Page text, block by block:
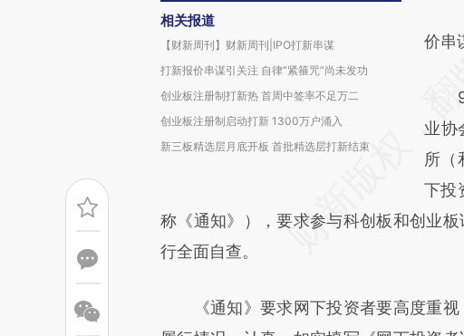
相关报道
【财新周刊】财新周刊|IPO打新串谋
打新报价串谋引关注 自律“紧箍咒”尚未发功
创业板注册制打新热 首周中签率不足万二
创业板注册制启动打新 1300万户涌入
新三板精选层月底开板 首批精选层打新结束
请
成，
新观
对
价串
9
业协
所（
下投
称《通知》），要求参与科创板和创业
行全面自查。
《通知》要求网下投资者要高度重视